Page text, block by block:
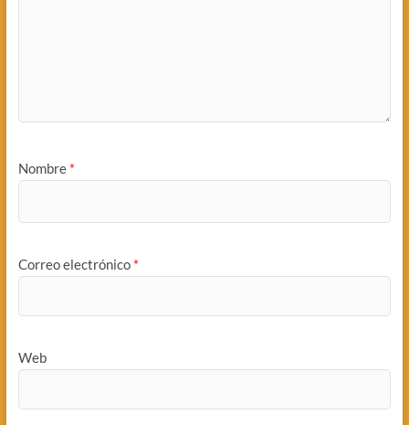
Nombre *
Correo electrónico *
Web